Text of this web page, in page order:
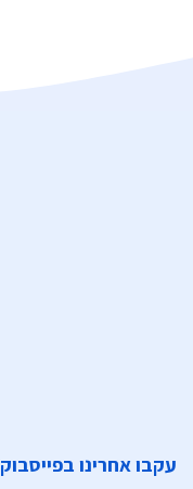
עקבו אחרינו בפייסבוק